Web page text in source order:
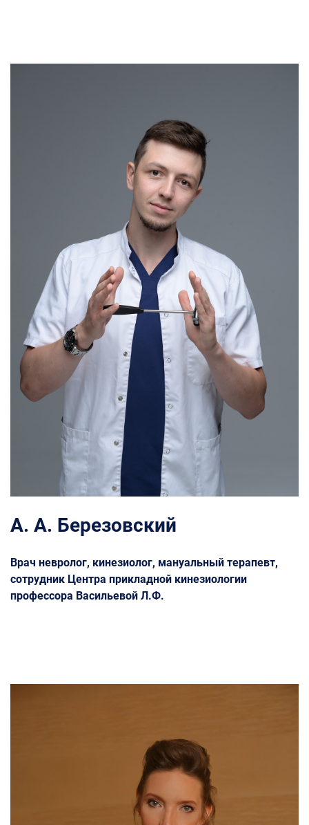
А. А. Березовский
Врач невролог, кинезиолог, мануальный терапевт,
сотрудник Центра прикладной кинезиологии
профессора Васильевой Л.Ф.